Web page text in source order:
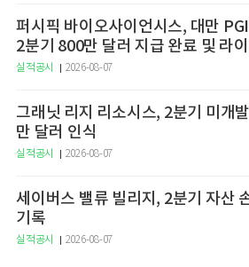
퍼시픽 바이오사이언시스, 대만
2분기 800만 달러 지급 완료 및 라
실적공시 2026-08-07
그래닛 리지 리소시스, 2분기 미개
만 달러 인식
실적공시 2026-08-07
세이버스 밸류 빌리지, 2분기 자산
기록
실적공시 2026-08-07